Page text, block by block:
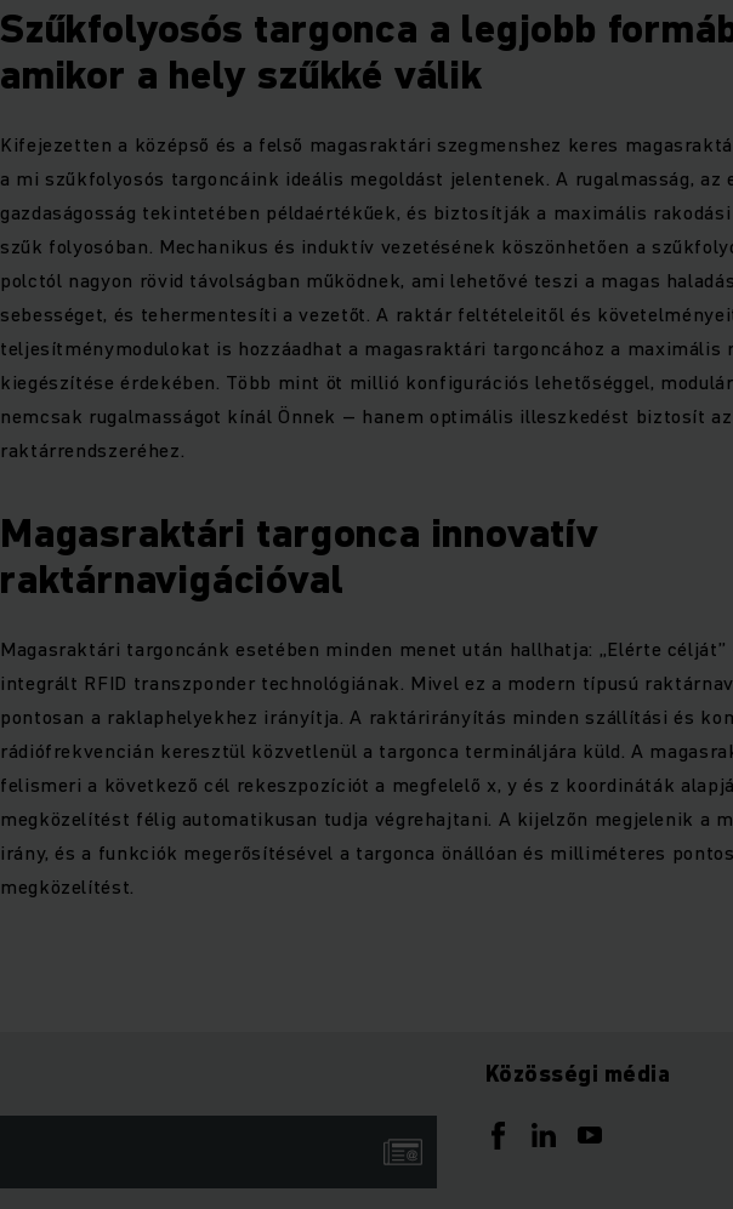
Szűkfolyosós targonca a legjobb
amikor a hely szűkké válik
Kifejezetten a középső és a felső magasraktári szegmenshez keres
a mi szűkfolyosós targoncáink ideális megoldást jelentenek. A rugalmasság, az
gazdaságosság tekintetében példaértékűek, és biztosítják a maximális
szűk folyosóban. Mechanikus és induktív vezetésének köszönhetően a
polctól nagyon rövid távolságban működnek, ami lehetővé teszi a magas
sebességet, és tehermentesíti a vezetőt. A raktár feltételeitől és
teljesítménymodulokat is hozzáadhat a magasraktári targoncához a maximális
kiegészítése érdekében. Több mint öt millió konfigurációs lehetőséggel,
nemcsak rugalmasságot kínál Önnek – hanem optimális illeszkedést biztosít az
raktárrendszeréhez.
Magasraktári targonca innovatív
raktárnavigációval
Magasraktári targoncánk esetében minden menet után hallhatja: „Elérte
integrált RFID transzponder technológiának. Mivel ez a modern típusú
pontosan a raklaphelyekhez irányítja. A raktárirányítás minden szállítási és
rádiófrekvencián keresztül közvetlenül a targonca termináljára küld. A
felismeri a következő cél rekeszpozíciót a megfelelő x, y és z koordináták
megközelítést félig automatikusan tudja végrehajtani. A kijelzőn megjelenik a
irány, és a funkciók megerősítésével a targonca önállóan és milliméteres
megközelítést.
Közösségi média